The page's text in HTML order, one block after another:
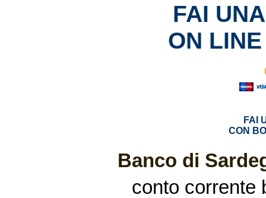
FAI
ON
FAI
CON
Banco di
conto corrente